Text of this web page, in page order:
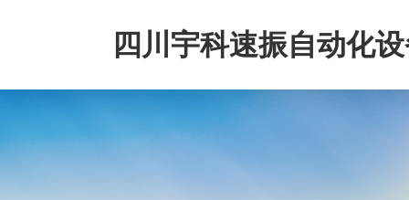
四川宇科速振自动化
公司